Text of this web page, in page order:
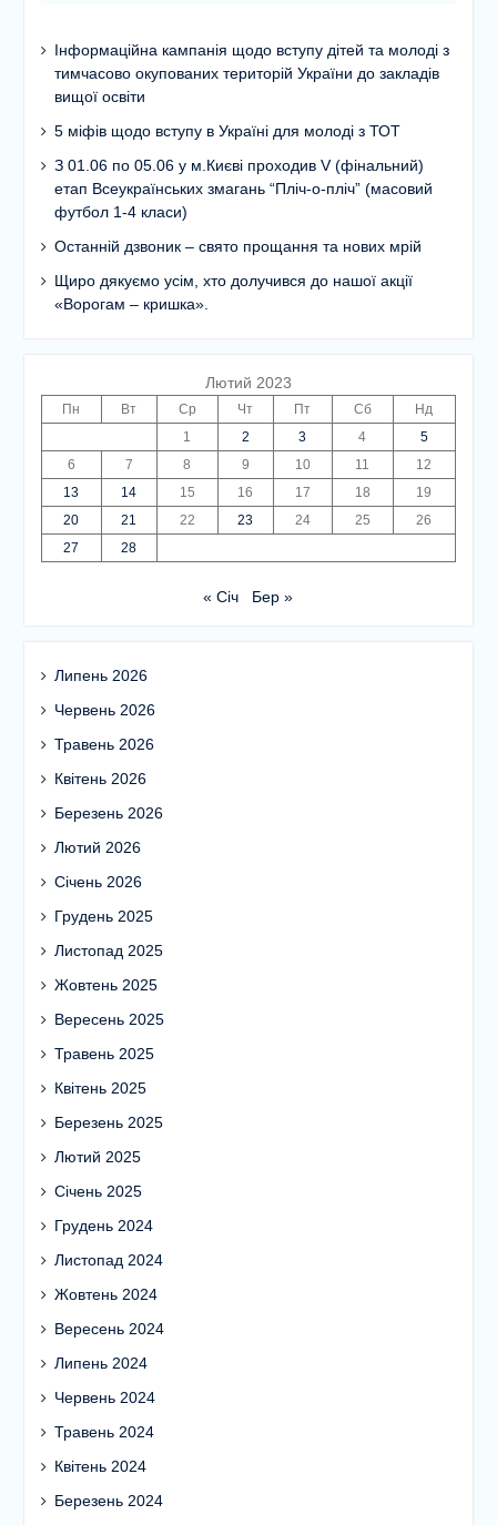
Інформаційна кампанія щодо вступу дітей та молоді з
тимчасово окупованих територій України до закладів
вищої освіти
5 міфів щодо вступу в Україні для молоді з ТОТ
З 01.06 по 05.06 у м.Києві проходив V (фінальний)
етап Всеукраїнських змагань “Пліч-о-пліч” (масовий
футбол 1-4 класи)
Останній дзвоник – свято прощання та нових мрій
Щиро дякуємо усім, хто долучився до нашої акції
«Ворогам – кришка».
Лютий 2023
Пн Вт Ср Чт Пт Сб
Нд
1
2 3 4
5
6
7 8 9 10 11
12
13
14 15 16 17 18
19
20
21 22 23 24 25
26
27
28
Бер »
Червень 2026
Травень 2026
Березень 2026
Грудень 2025
Листопад 2025
Вересень 2025
Травень 2025
Березень 2025
Грудень 2024
Листопад 2024
Вересень 2024
Червень 2024
Травень 2024
Березень 2024